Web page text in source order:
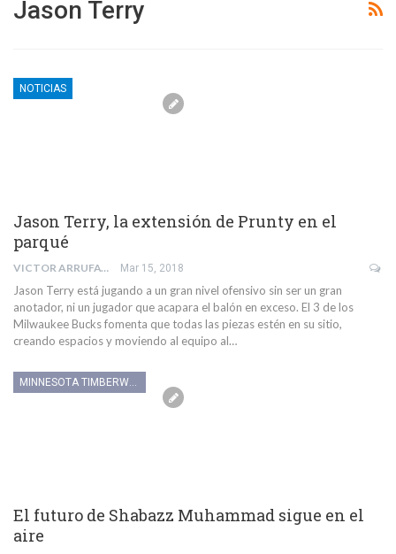
Jason Terry
NOTICIAS
Jason Terry, la extensión de Prunty en el
parqué
VICTOR ARRUFAT EDO Mar 15, 2018
Jason Terry está jugando a un gran nivel ofensivo sin ser un gran
anotador, ni un jugador que acapara el balón en exceso. El 3 de los
Milwaukee Bucks fomenta que todas las piezas estén en su sitio,
creando espacios y moviendo al equipo al…
MINNESOTA TIMBERWOLVES
El futuro de Shabazz Muhammad sigue en el
aire